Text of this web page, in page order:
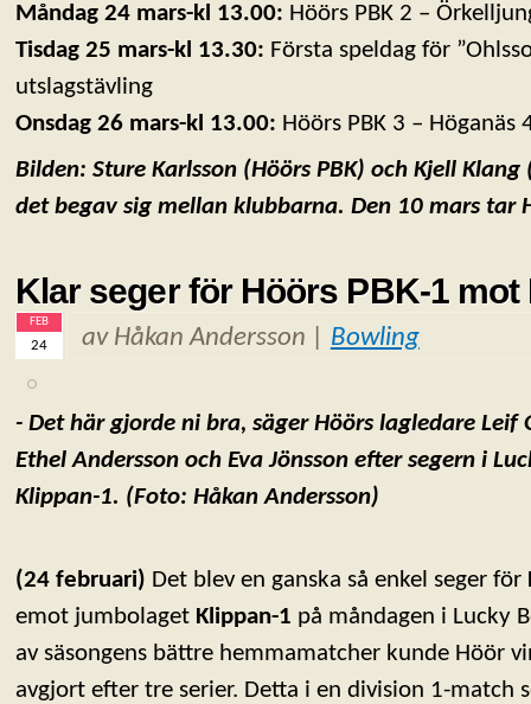
Måndag 24 mars-kl 13.00: Höörs PBK 2 –
Tisdag 25 mars-kl 13.30: Första speldag för
utslagstävling
Onsdag 26 mars-kl 13.00: Höörs PBK 3 – Höganäs
Bilden: Sture Karlsson (Höörs PBK) och Kjell
det begav sig mellan klubbarna. Den 10 mars tar
Klar seger för Höörs PBK-1 mot
FEB
24 av Håkan Andersson | Bowling
- Det här gjorde ni bra, säger Höörs lagledare Leif
Ethel Andersson och Eva Jönsson efter segern i
Klippan-1. (Foto: Håkan Andersson)
(24 februari) Det blev en ganska så enkel seger för
emot jumbolaget Klippan-1 på måndagen i Lucky
av säsongens bättre hemmamatcher kunde Höör
avgjort efter tre serier. Detta i en division 1-match